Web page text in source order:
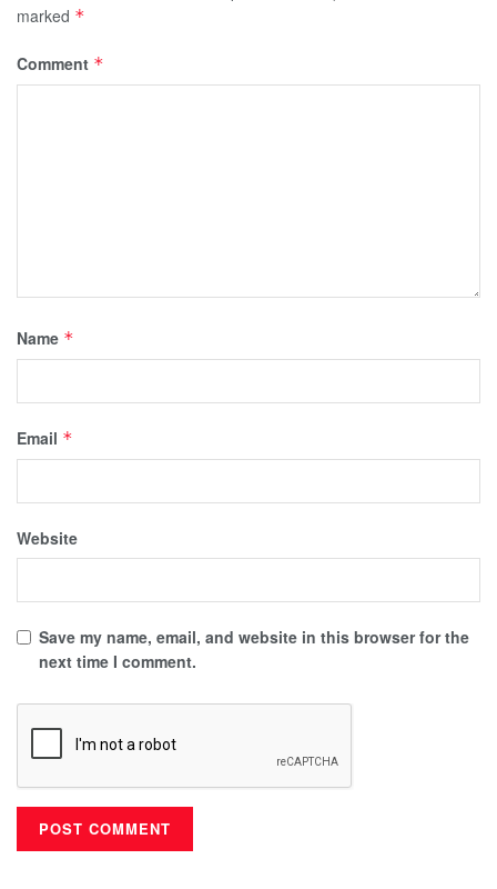
marked *
Comment *
Name *
Email *
Website
Save my name, email, and website in this browser for the
next time I comment.